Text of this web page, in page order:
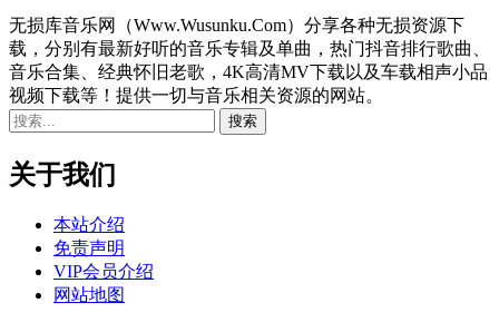
无损库音乐网（Www.Wusunku.Com）分享各种无损资源下
载，分别有最新好听的音乐专辑及单曲，热门抖音排行歌曲、
音乐合集、经典怀旧老歌，4K高清MV下载以及车载相声小品
视频下载等！提供一切与音乐相关资源的网站。
关于我们
本站介绍
免责声明
VIP会员介绍
网站地图